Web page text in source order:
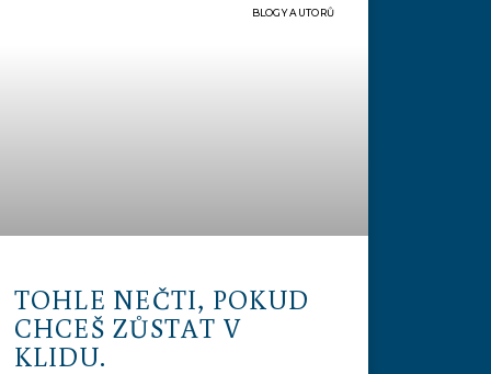
BLOGY AUTORŮ
TOHLE NEČTI, POKUD
CHCEŠ ZŮSTAT V
KLIDU.